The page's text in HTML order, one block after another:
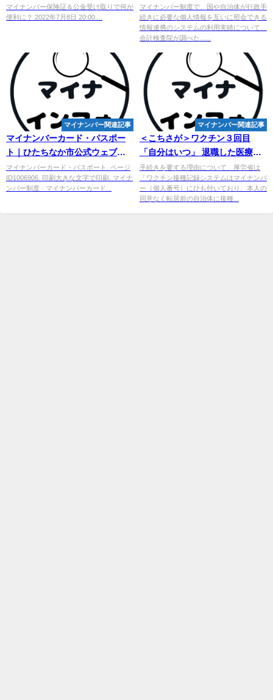
捜査 - メ～テレ
マイナンバー保険証＆公金受け取りで何が
便利に？ 2022年7月8日 20:00....
マイナンバー制度で、国や自治体が行政手
続きに必要な個人情報を互いに照会できる
情報連携のシステムの利用実績について、
会計検査院が調べた......
マイナンバー関連記事
マイナンバーカード・パスポー
ト｜ひたちなか市公式ウェブサ
イト
マイナンバーカード・パスポート. ページ
ID1006906. 印刷大きな文字で印刷. マイナ
ンバー制度 · マイナンバーカード...
マイナンバー関連記事
＜こちさが＞ワクチン３回目
「自分はいつ」 退職した医療従
事者ら 原則は「２回目から８カ
月 ...
手続きを要する理由について、厚労省は
「ワクチン接種記録システムはマイナンバ
ー（個人番号）にひも付いており、本人の
同意なく転居前の自治体に接種...